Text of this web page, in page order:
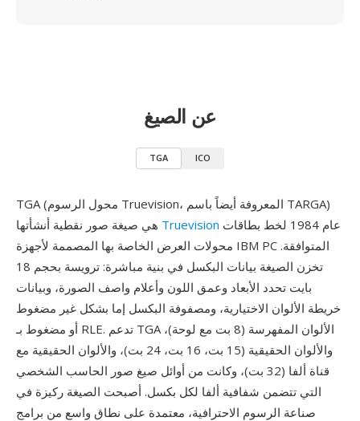
عن الصيغ
TGA ICO
TGA (محول الرسوم Truevision، المعروفة أيضاً باسم TARGA)
Truevision
محولات العرض الخاصة بها المصممة لأجهزة IBM PC المتوافقة.
تخزن الصيغة بيانات البكسل في بنية مباشرة: ترويسة بحجم 18
بايت تحدد الأبعاد وعمق اللون وأعلام واصف الصورة، وبيانات
خريطة الألوان الاختيارية، ومصفوفة البكسل إما بشكل غير مضغوط
أو مضغوط بـ RLE. تدعم TGA الألوان المفهرسة (8 بت مع لوحة)،
والألوان الحقيقية (15 بت، 16 بت، 24 بت)، والألوان الحقيقية مع
قناة ألفا (32 بت)، وكانت من أوائل صيغ صور الحاسب الشخصي
التي تتضمن شفافية ألفا لكل بكسل. أصبحت الصيغة ركيزة في
صناعة الرسوم الاحترافية، معتمدة على نطاق واسع من برامج